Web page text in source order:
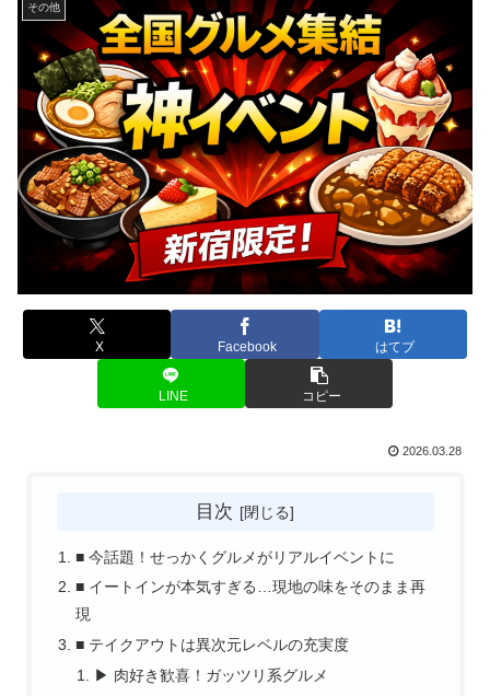
その他
X Facebook はてブ
LINE コピー
2026.03.28
目次
■ 今話題！せっかくグルメがリアルイベントに
■ イートインが本気すぎる…現地の味をそのまま再
現
■ テイクアウトは異次元レベルの充実度
▶ 肉好き歓喜！ガッツリ系グルメ